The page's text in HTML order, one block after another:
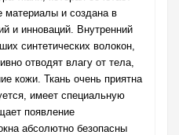
материалы и создана в
и инноваций. Внутренний
синтетических волокон,
отводят влагу от тела,
кожи. Ткань очень приятна
имеет специальную
появление
абсолютно безопасны